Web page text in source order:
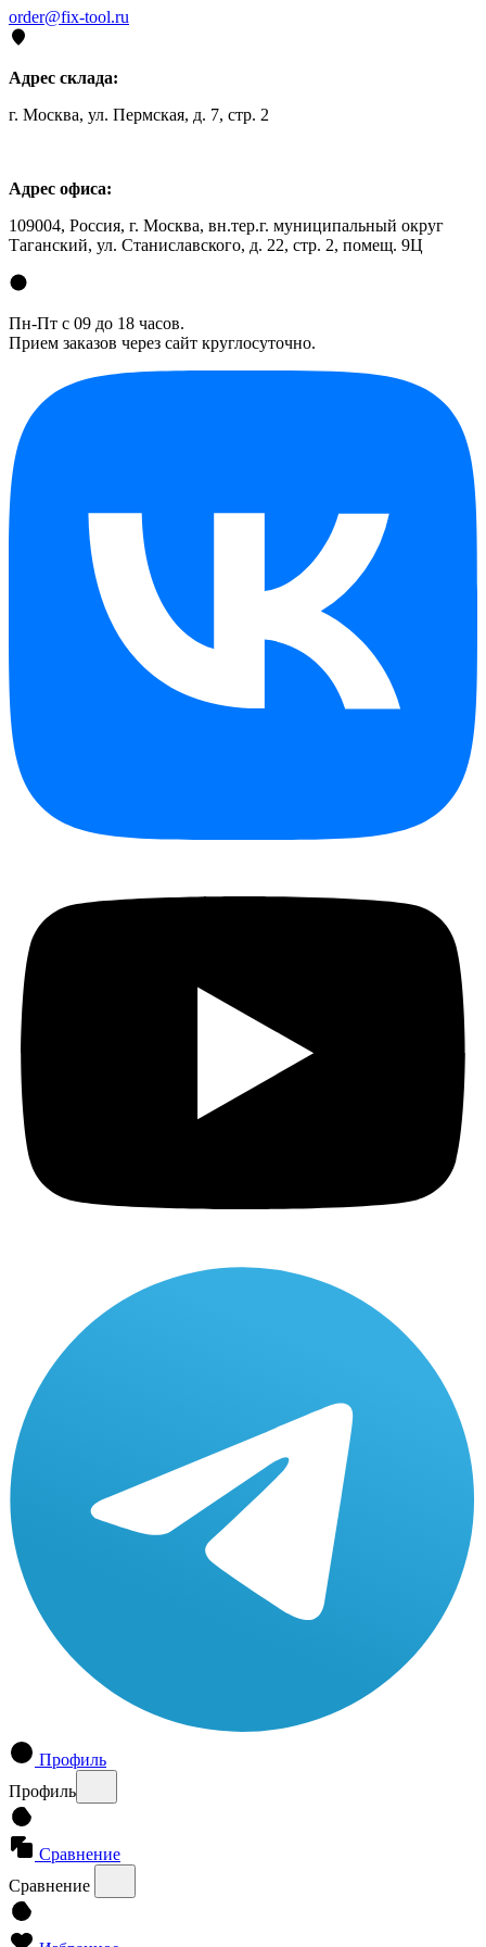
order@fix-tool.ru
Адрес склада:
г. Москва, ул. Пермская, д. 7, стр. 2
Адрес офиса:
109004, Россия, г. Москва, вн.тер.г. муниципальный округ
Таганский, ул. Станиславского, д. 22, стр. 2, помещ. 9Ц
Пн-Пт с 09 до 18 часов.
Прием заказов через сайт круглосуточно.
Профиль
Профиль
Сравнение
Сравнение